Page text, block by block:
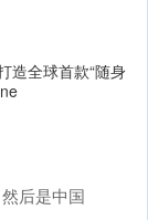
造全球首款“随身
后是中国